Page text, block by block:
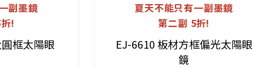
副墨鏡
!
框太陽眼
夏天不能只有一副墨鏡
第二副 5折!
EJ-6610 板材方框偏光太陽眼
鏡